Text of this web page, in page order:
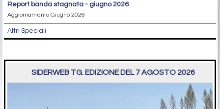
report banda stagnata - giugno 2026
Aggiornamento Giugno 2026
Altri Speciali
SIDERWEB TG. EDIZIONE DEL 7 AGOSTO 2026